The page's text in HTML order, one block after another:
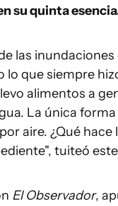
su quinta
las inundaciones
lo que siempre
alimentos a
La única
aire. ¿Qué hace
tuiteó
El Observador,